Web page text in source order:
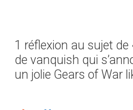
1 réflexion au sujet de
de vanquish qui
un jolie Gears of War